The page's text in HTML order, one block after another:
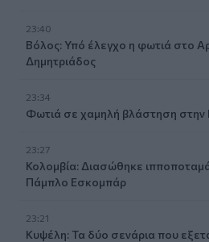
23:40
Βόλος: Υπό έλεγχο η φωτιά στο
Δημητριάδος
23:34
Φωτιά σε χαμηλή βλάστηση
23:27
Κολομβία: Διασώθηκε
Πάμπλο Εσκομπάρ
23:21
Κυψέλη: Τα δύο σενάρια που